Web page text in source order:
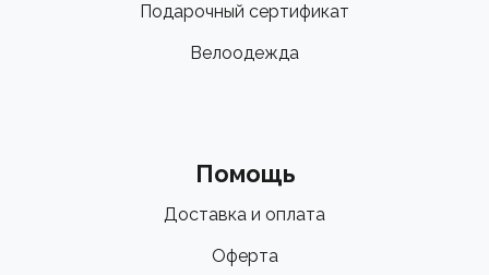
Подарочный сертификат
Велоодежда
Помощь
Доставка и оплата
Оферта